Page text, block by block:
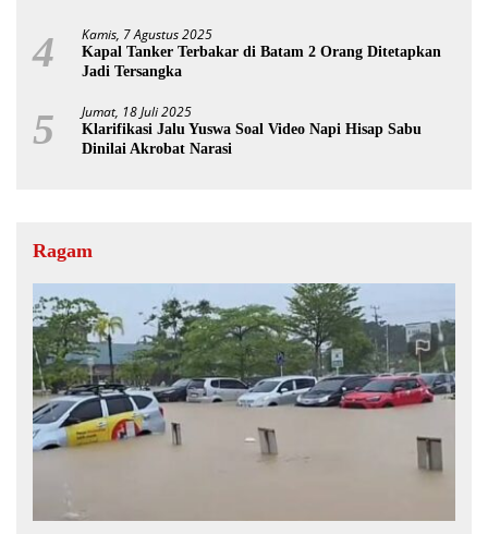
4 Kamis, 7 Agustus 2025
Kapal Tanker Terbakar di Batam 2 Orang Ditetapkan
Jadi Tersangka
5 Jumat, 18 Juli 2025
Klarifikasi Jalu Yuswa Soal Video Napi Hisap Sabu
Dinilai Akrobat Narasi
Ragam